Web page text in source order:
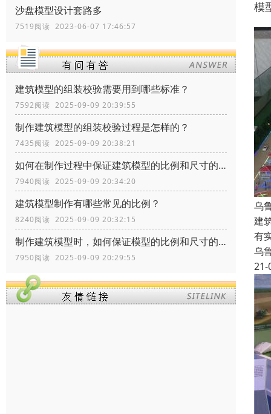
沙盘模型设计套路多
7519阅读 2023-06-07 17:46:57
建筑模型的组装校验需要用到哪些标准？
7592阅读 2025-09-09 20:39:55
制作建筑模型的组装校验过程是怎样的？
7435阅读 2025-09-09 20:38:21
如何在制作过程中保证建筑模型的比例和尺寸的准确性？
7940阅读 2025-09-09 20:34:20
建筑模型制作有哪些常见的比例？
8240阅读 2025-09-09 20:32:15
制作建筑模型时，如何保证模型的比例和尺寸的准确性？
7950阅读 2025-09-09 20:29:55
模
乌
建
有
乌
21-